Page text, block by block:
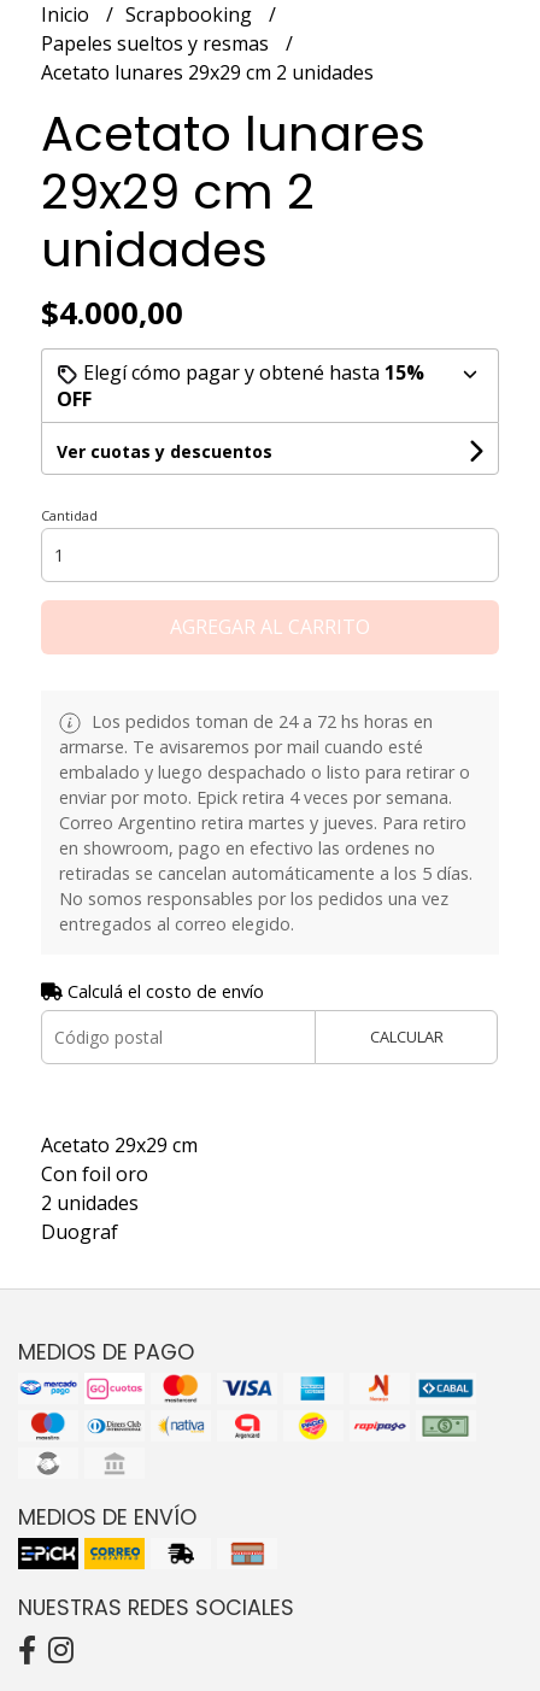
Inicio
Scrapbooking
Papeles sueltos y resmas
Acetato lunares 29x29 cm 2 unidades
Acetato lunares
29x29 cm 2
unidades
$4.000,00
Elegí cómo pagar y obtené hasta 15%
OFF
Ver cuotas y descuentos
Cantidad
AGREGAR AL CARRITO
Los pedidos toman de 24 a 72 hs horas en
armarse. Te avisaremos por mail cuando esté
embalado y luego despachado o listo para retirar o
enviar por moto. Epick retira 4 veces por semana.
Correo Argentino retira martes y jueves. Para retiro
en showroom, pago en efectivo las ordenes no
retiradas se cancelan automáticamente a los 5 días.
No somos responsables por los pedidos una vez
entregados al correo elegido.
Calculá el costo de envío
CALCULAR
Acetato 29x29 cm
Con foil oro
2 unidades
Duograf
MEDIOS DE PAGO
MEDIOS DE ENVÍO
NUESTRAS REDES SOCIALES